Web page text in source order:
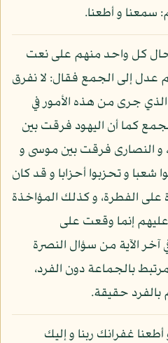
سمعنا و أطعنا.
حال كل واحد منهم على نعت
عدل إلى الجمع فقال: لا نفرق
الذي جرى من هذه الأمور في
كما أن اليهود فرقت بين
النصارى فرقت بين موسى و
و تحزبوا أحزابا و قد كان
على الفطرة، و كذلك المؤاخذة
إنما وقعت على
الآية من سؤال النصرة
بالجماعة دون الفرد،
بالفرد حقيقة.
غفرانك ربنا و إليك